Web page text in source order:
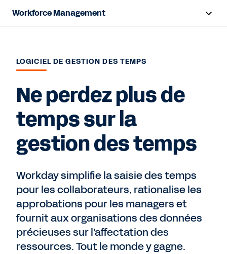
Workforce Management
Fonctionnalités
Avantages Sociaux
Ressources
Nous contacter
LOGICIEL DE GESTION DES TEMPS
Ne perdez plus de
temps sur la
gestion des temps
Workday simplifie la saisie des temps
pour les collaborateurs, rationalise les
approbations pour les managers et
fournit aux organisations des données
précieuses sur l'affectation des
ressources. Tout le monde y gagne.